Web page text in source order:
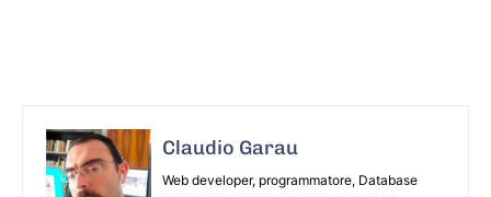
Claudio Garau
Web developer, programmatore, Database